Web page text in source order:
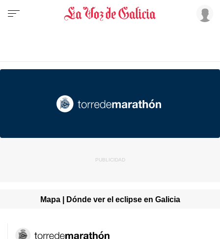
Mapa | Dónde ver el eclipse en Galicia